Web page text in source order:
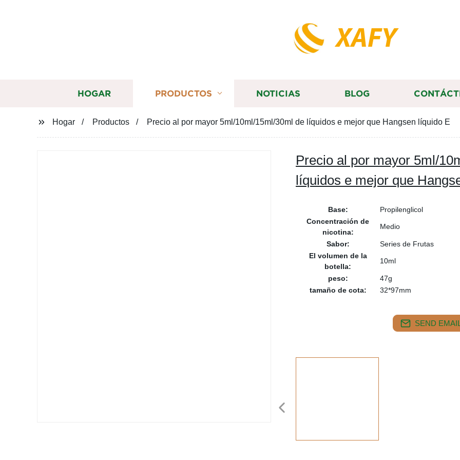
XAFY
HOGAR PRODUCTOS NOTICIAS BLOG
Hogar Productos Precio al por mayor 5ml/10ml/15ml/30ml de líquidos e mejor que Hangsen líquido E
Precio al por mayor 5ml/
líquidos e mejor que
Base:
Propilenglicol
Concentración de
nicotina:
Medio
Sabor:
Series de Frutas
El volumen de la
botella:
10ml
peso:
47g
tamaño de cota:
32*97mm
SEND